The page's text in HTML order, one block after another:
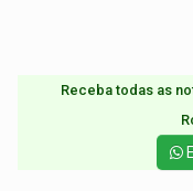
Receba todas as